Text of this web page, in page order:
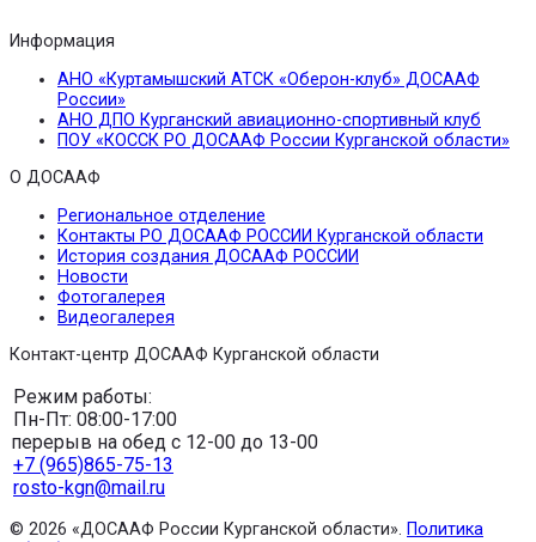
Информация
АНО «Куртамышский АТСК «Оберон-клуб» ДОСААФ
России»
АНО ДПО Курганский авиационно-спортивный клуб
ПОУ «КОССК РО ДОСААФ России Курганской области»
О ДОСААФ
Региональное отделение
Контакты РО ДОСААФ РОССИИ Курганской области
История создания ДОСААФ РОССИИ
Новости
Фотогалерея
Видеогалерея
Контакт-центр ДОСААФ Курганской области
Режим работы:
Пн-Пт: 08:00-17:00
перерыв на обед с 12-00 до 13-00
+7 (965)865-75-13
rosto-kgn@mail.ru
© 2026 «ДОСААФ России Курганской области». Политика